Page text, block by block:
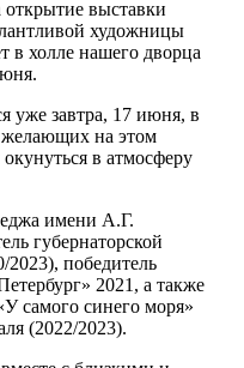
выставки
художницы
в холле нашего дворца
уже завтра, 17 июня, в
желающих на этом
в атмосферу
имени А.Г.
губернаторской
2023), победитель
2021, а также
самого синего моря»
(2022/2023).